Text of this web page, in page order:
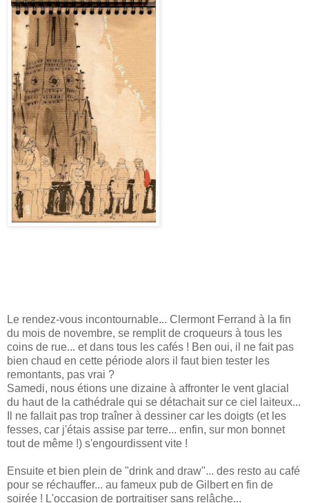
Le rendez-vous incontournable... Clermont Ferrand à la fin
du mois de novembre, se remplit de croqueurs à tous les
coins de rue... et dans tous les cafés ! Ben oui, il ne fait pas
bien chaud en cette période alors il faut bien tester les
remontants, pas vrai ?
Samedi, nous étions une dizaine à affronter le vent glacial
du haut de la cathédrale qui se détachait sur ce ciel laiteux...
Il ne fallait pas trop traîner à dessiner car les doigts (et les
fesses, car j'étais assise par terre... enfin, sur mon bonnet
tout de même !) s'engourdissent vite !
Ensuite et bien plein de "drink and draw"... des resto au café
pour se réchauffer... au fameux pub de Gilbert en fin de
soirée ! L'occasion de portraitiser sans relâche...